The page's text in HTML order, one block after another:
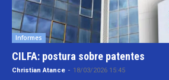
Informes
CILFA: postura sobre patentes
Christian Atance - 18/03/2026 15:45